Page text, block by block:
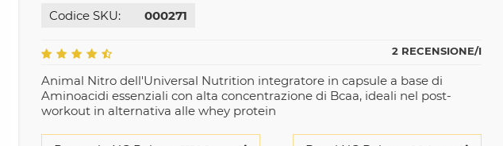
Codice SKU: 000271
2 RECENSIONE/I
Animal Nitro dell'Universal Nutrition integratore in capsule a base di
Aminoacidi essenziali con alta concentrazione di Bcaa, ideali nel post-
workout in alternativa alle whey protein